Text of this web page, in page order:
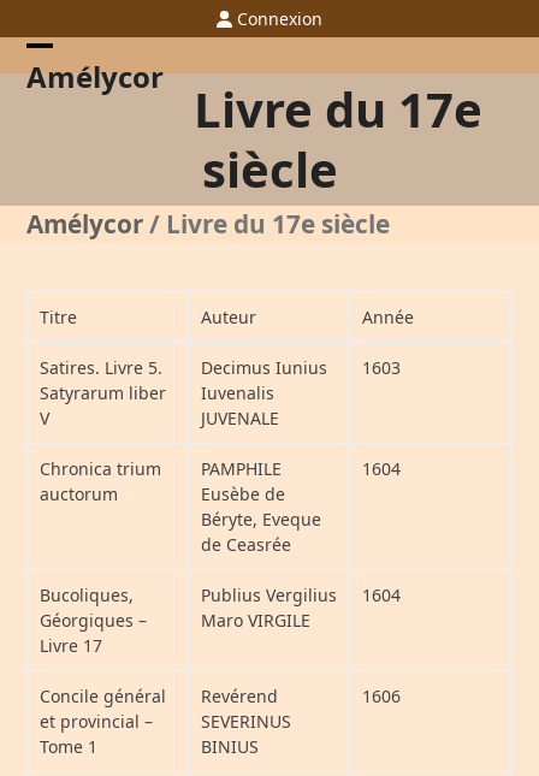
to
content
Connexion
Amélycor
Open
Close
Livre du 17e
siècle
Amélycor/ Livre du 17e siècle
Titre Auteur Année
Satires. Livre 5.
Satyrarum liber
V
Decimus Iunius
Iuvenalis
JUVENALE
1603
Chronica trium
auctorum
PAMPHILE
Eusèbe de
Béryte, Eveque
de Ceasrée
1604
Bucoliques,
Géorgiques –
Livre 17
Publius Vergilius
Maro VIRGILE
1604
Concile général
et provincial –
Tome 1
Revérend
SEVERINUS
BINIUS
1606